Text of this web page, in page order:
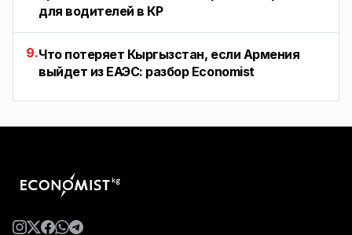
для водителей в КР
9.Что потеряет Кыргызстан, если Армения
выйдет из ЕАЭС: разбор Economist